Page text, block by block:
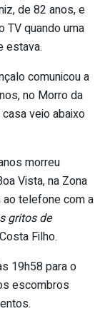
de 82 anos, e
TV quando uma
estava.
comunicou a
no Morro da
veio abaixo
morreu
Vista, na Zona
ao telefone com a
gritos de
Filho.
19h58 para o
escombros